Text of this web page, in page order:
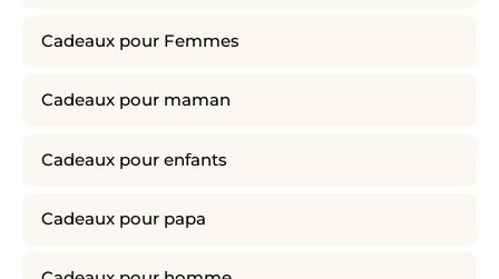
Cadeaux pour Femmes
Cadeaux pour maman
Cadeaux pour enfants
Cadeaux pour papa